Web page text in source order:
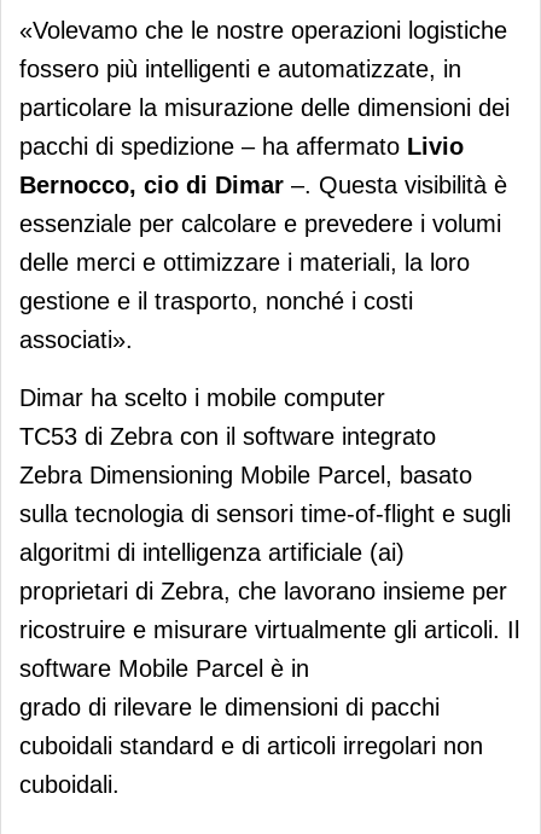
«Volevamo che le nostre operazioni logistiche
fossero più intelligenti e automatizzate, in
particolare la misurazione delle dimensioni dei
pacchi di spedizione – ha affermato Livio
Bernocco, cio di Dimar –. Questa visibilità è
essenziale per calcolare e prevedere i volumi
delle merci e ottimizzare i materiali, la loro
gestione e il trasporto, nonché i costi
associati».
Dimar ha scelto i mobile computer
TC53 di Zebra con il software integrato
Zebra Dimensioning Mobile Parcel, basato
sulla tecnologia di sensori time-of-flight e sugli
algoritmi di intelligenza artificiale (ai)
proprietari di Zebra, che lavorano insieme per
ricostruire e misurare virtualmente gli articoli. Il
software Mobile Parcel è in
grado di rilevare le dimensioni di pacchi
cuboidali standard e di articoli irregolari non
cuboidali.